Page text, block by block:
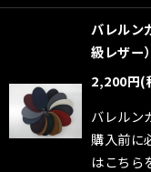
バレルン
級レザー）
2,200円(
バレルン
購入前に
はこちら